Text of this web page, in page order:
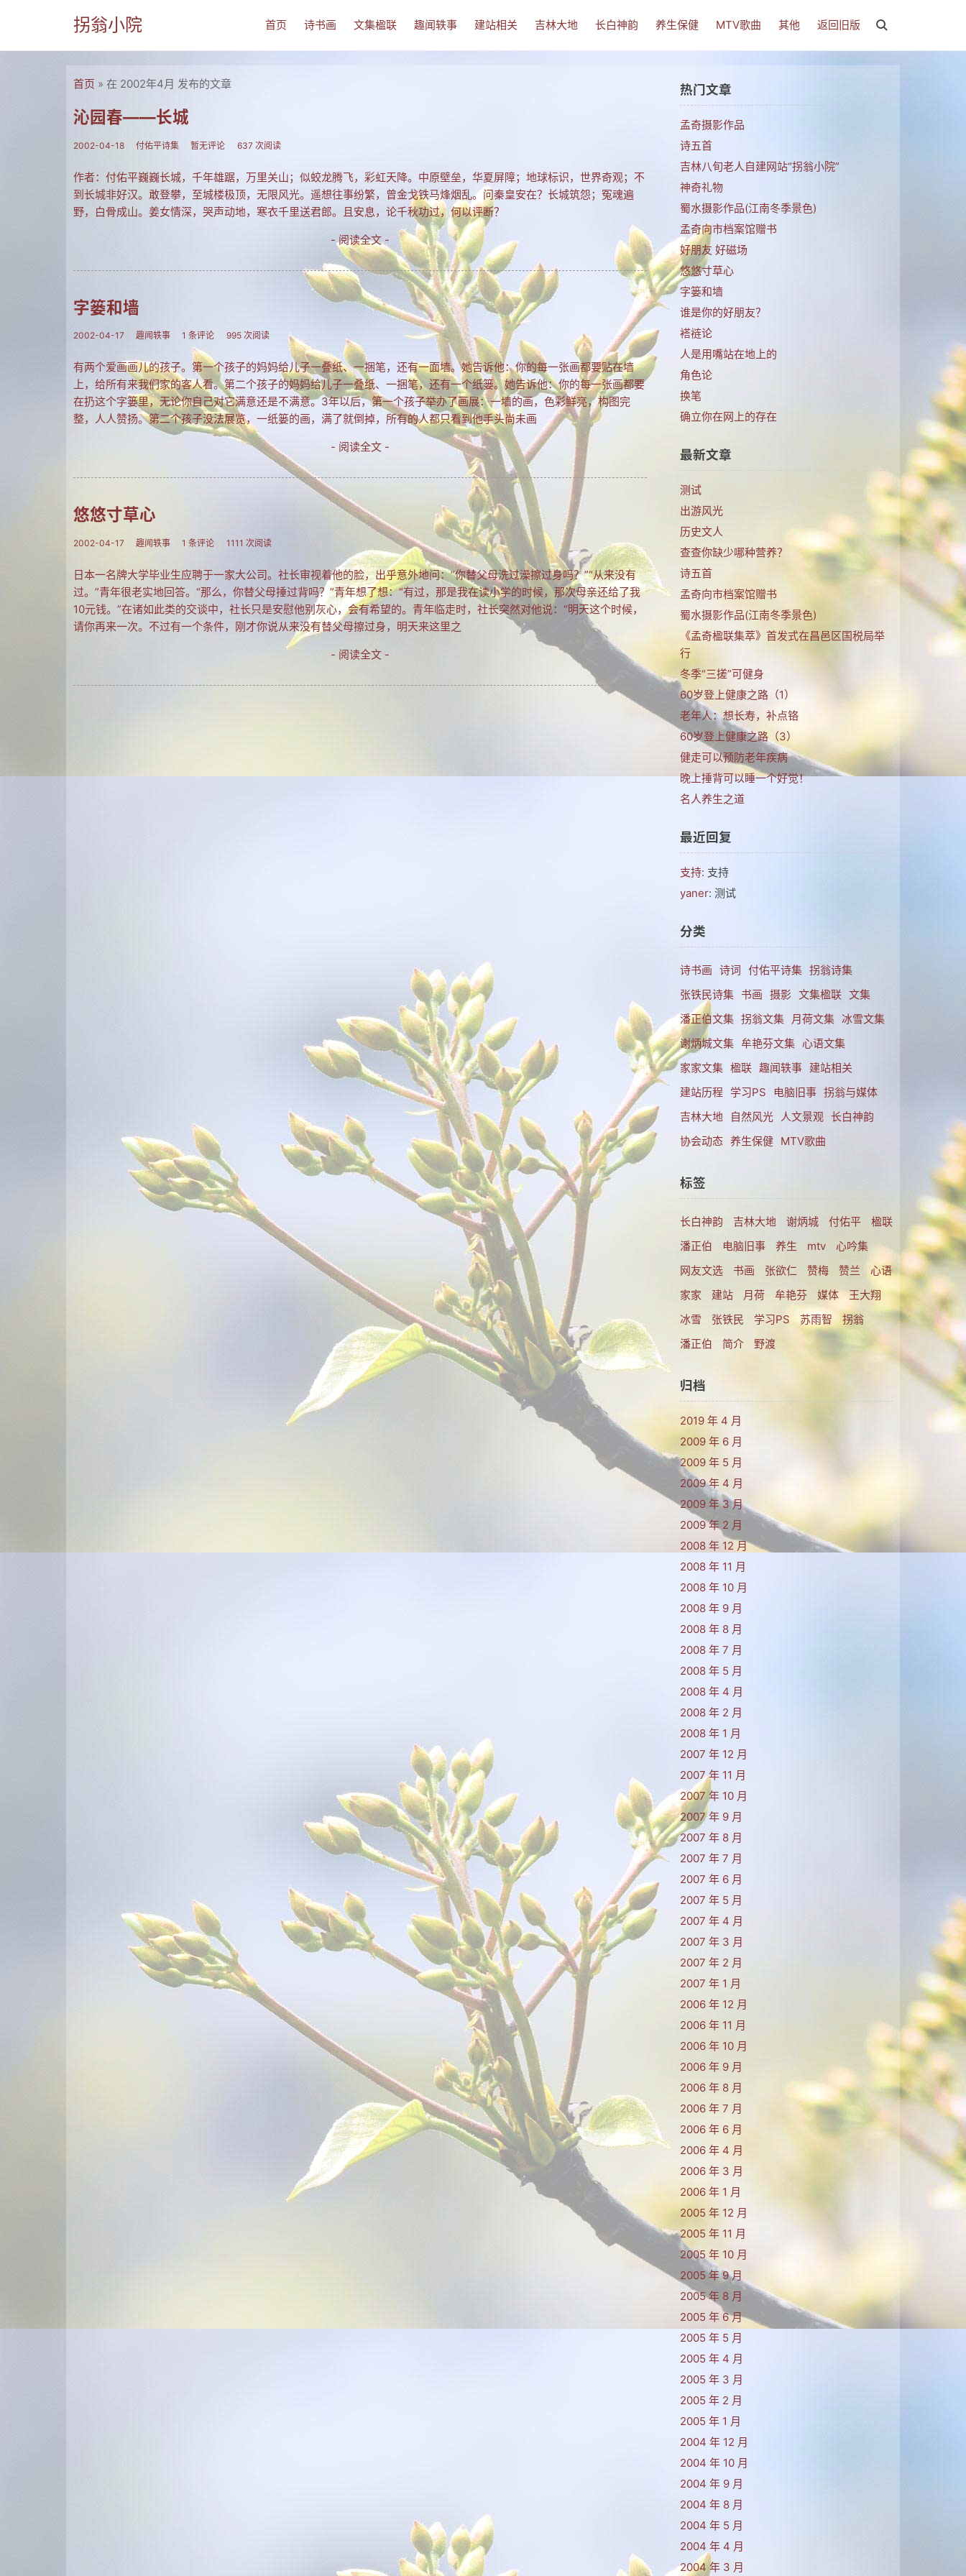
拐翁小院 首页 诗书画 文集楹联 趣闻轶事 建站相关 吉林大地 长白神韵 养生保健 MTV歌曲 其他 返回旧版
首页 » 在 2002年4月 发布的文章
沁园春——长城
2002-04-18 付佑平诗集 暂无评论 637 次阅读
作者：付佑平巍巍长城，千年雄踞，万里关山；似蛟龙腾飞，彩虹天降。中原壁垒，华夏屏障；地球标识，世界奇观；不
到长城非好汉。敢登攀，至城楼极顶，无限风光。遥想往事纷繁，曾金戈铁马烽烟乱。问秦皇安在？长城筑怨；冤魂遍
野，白骨成山。姜女情深，哭声动地，寒衣千里送君郎。且安息，论千秋功过，何以评断？
- 阅读全文 -
字篓和墙
2002-04-17 趣闻轶事 1 条评论 995 次阅读
有两个爱画画儿的孩子。第一个孩子的妈妈给儿子一叠纸、一捆笔，还有一面墙。她告诉他：你的每一张画都要贴在墙
上，给所有来我们家的客人看。第二个孩子的妈妈给儿子一叠纸、一捆笔，还有一个纸篓。她告诉他：你的每一张画都要
在扔这个字篓里，无论你自己对它满意还是不满意。3年以后，第一个孩子举办了画展：一墙的画，色彩鲜亮，构图完
整，人人赞扬。第二个孩子没法展览，一纸篓的画，满了就倒掉，所有的人都只看到他手头尚未画
- 阅读全文 -
悠悠寸草心
2002-04-17 趣闻轶事 1 条评论 1111 次阅读
日本一名牌大学毕业生应聘于一家大公司。社长审视着他的脸，出乎意外地问：“你替父母洗过澡擦过身吗？”“从来没有
过。”青年很老实地回答。“那么，你替父母捶过背吗？”青年想了想：“有过，那是我在读小学的时候，那次母亲还给了我
10元钱。”在诸如此类的交谈中，社长只是安慰他别灰心，会有希望的。青年临走时，社长突然对他说：“明天这个时候，
请你再来一次。不过有一个条件，刚才你说从来没有替父母擦过身，明天来这里之
- 阅读全文 -
热门文章
孟奇摄影作品
诗五首
吉林八旬老人自建网站“拐翁小院”
神奇礼物
蜀水摄影作品(江南冬季景色)
孟奇向市档案馆赠书
好朋友 好磁场
悠悠寸草心
字篓和墙
谁是你的好朋友？
褡裢论
人是用嘴站在地上的
角色论
换笔
确立你在网上的存在
最新文章
测试
出游风光
历史文人
查查你缺少哪种营养？
诗五首
孟奇向市档案馆赠书
蜀水摄影作品(江南冬季景色)
《孟奇楹联集萃》首发式在昌邑区国税局举
行
冬季“三搓”可健身
60岁登上健康之路（1）
老年人：想长寿，补点铬
60岁登上健康之路（3）
健走可以预防老年疾病
晚上捶背可以睡一个好觉！
名人养生之道
最近回复
支持: 支持
yaner: 测试
分类
诗书画 诗词 付佑平诗集 拐翁诗集
张铁民诗集
书画 摄影 文集楹联 文集
潘正伯文集 拐翁文集 月荷文集 冰雪文集
谢炳城文集 牟艳芬文集 心语文集
家家文集 楹联 趣闻轶事
建站相关
建站历程
学习PS 电脑旧事 拐翁与媒体
吉林大地
自然风光 人文景观 长白神韵
协会动态 养生保健 MTV歌曲
标签
长白神韵 吉林大地 谢炳城 付佑平
楹联
潘正伯
电脑旧事 养生 mtv
心吟集
网友文选
书画 张欲仁 赞梅 赞兰
心语
家家
建站 月荷 牟艳芬 媒体
王大翔
冰雪
张铁民 学习PS 苏雨智
拐翁
​潘正伯
简介 野渡
归档
2019 年 4 月
2009 年 6 月
2009 年 5 月
2009 年 4 月
2009 年 3 月
2009 年 2 月
2008 年 12 月
2008 年 11 月
2008 年 10 月
2008 年 9 月
2008 年 8 月
2008 年 7 月
2008 年 5 月
2008 年 4 月
2008 年 2 月
2008 年 1 月
2007 年 12 月
2007 年 11 月
2007 年 10 月
2007 年 9 月
2007 年 8 月
2007 年 7 月
2007 年 6 月
2007 年 5 月
2007 年 4 月
2007 年 3 月
2007 年 2 月
2007 年 1 月
2006 年 12 月
2006 年 11 月
2006 年 10 月
2006 年 9 月
2006 年 8 月
2006 年 7 月
2006 年 6 月
2006 年 4 月
2006 年 3 月
2006 年 1 月
2005 年 12 月
2005 年 11 月
2005 年 10 月
2005 年 9 月
2005 年 8 月
2005 年 6 月
2005 年 5 月
2005 年 4 月
2005 年 3 月
2005 年 2 月
2005 年 1 月
2004 年 12 月
2004 年 10 月
2004 年 9 月
2004 年 8 月
2004 年 5 月
2004 年 4 月
2004 年 3 月